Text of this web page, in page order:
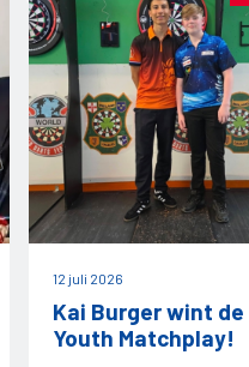
12 juli 2026
Kai Burger wint de
Youth Matchplay!